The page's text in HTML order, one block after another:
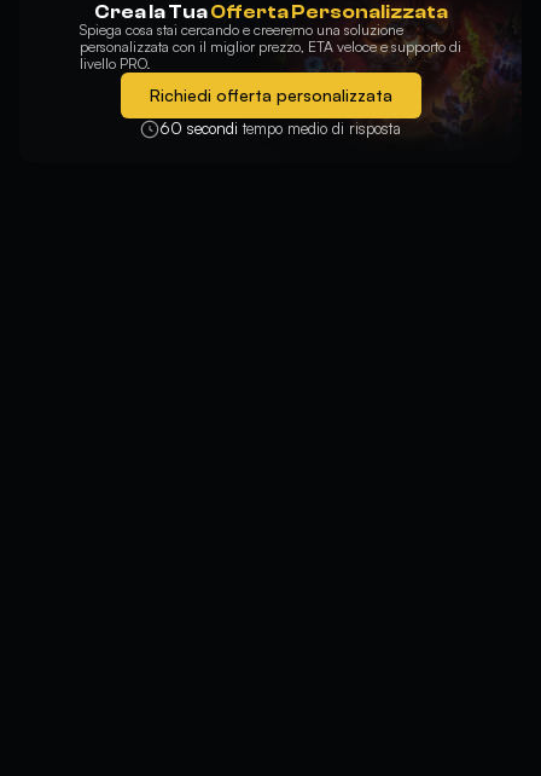
Crea la TuaOfferta Personalizzata
Spiega cosa stai cercando e creeremo una soluzione
personalizzata con il miglior prezzo, ETA veloce e supporto di
livello PRO.
Richiedi offerta personalizzata
60 seconditempo medio di risposta